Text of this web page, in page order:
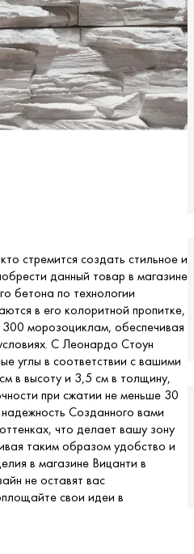
стремится создать стильное и
данный товар в магазине
бетона по технологии
в его колоритной пропитке,
300 морозоциклам, обеспечивая
С Леонардо Стоун
углы в соответствии с вашими
в высоту и 3,5 см в толщину,
при сжатии не меньше 30
Созданного вами
что делает вашу зону
таким образом удобство и
в магазине Вицанти в
не оставят вас
свои идеи в